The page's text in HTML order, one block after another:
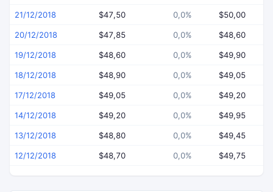
21/12/2018 $47,50 0,0% $50,00
20/12/2018 $47,85 0,0% $48,60
19/12/2018 $48,60 0,0% $49,90
18/12/2018 $48,90 0,0% $49,05
17/12/2018 $49,05 0,0% $49,20
14/12/2018 $49,20 0,0% $49,95
13/12/2018 $48,80 0,0% $49,45
12/12/2018 $48,70 0,0% $49,75